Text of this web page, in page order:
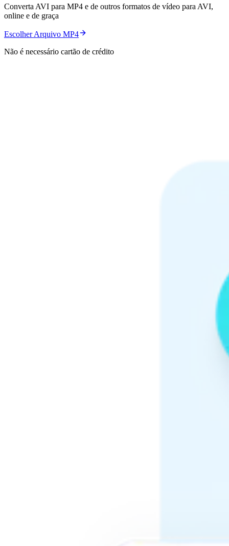
Converta AVI para MP4 e de outros formatos de vídeo para AVI,
online e de graça
Escolher Arquivo MP4
Não é necessário cartão de crédito